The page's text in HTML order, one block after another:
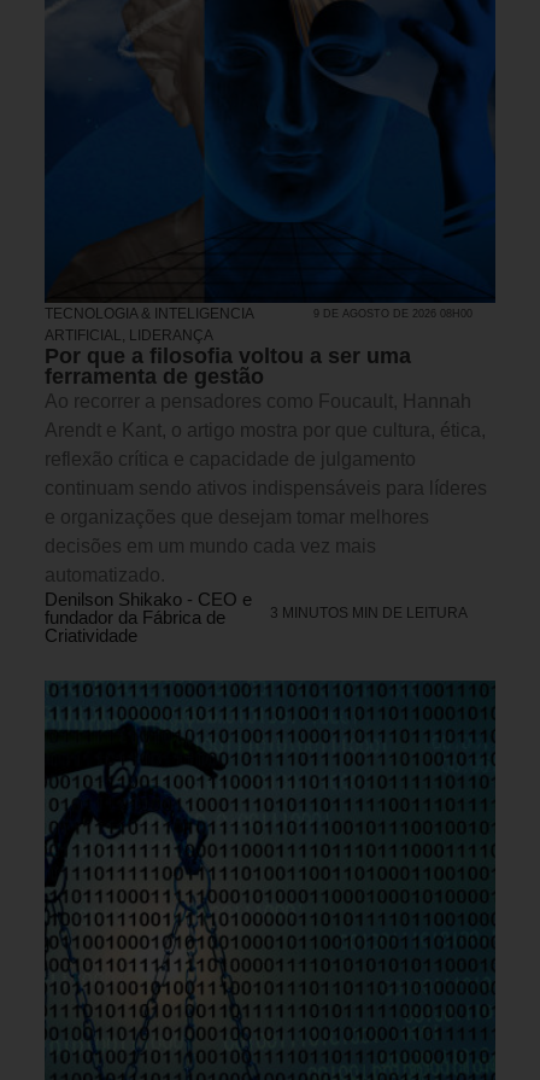
TECNOLOGIA & INTELIGENCIA
ARTIFICIAL, LIDERANÇA
9 DE AGOSTO DE 2026 08H00
Por que a filosofia voltou a ser uma
ferramenta de gestão
Ao recorrer a pensadores como Foucault, Hannah
Arendt e Kant, o artigo mostra por que cultura, ética,
reflexão crítica e capacidade de julgamento
continuam sendo ativos indispensáveis para líderes
e organizações que desejam tomar melhores
decisões em um mundo cada vez mais
automatizado.
Denilson Shikako - CEO e
fundador da Fábrica de
Criatividade
3 MINUTOS MIN DE LEITURA